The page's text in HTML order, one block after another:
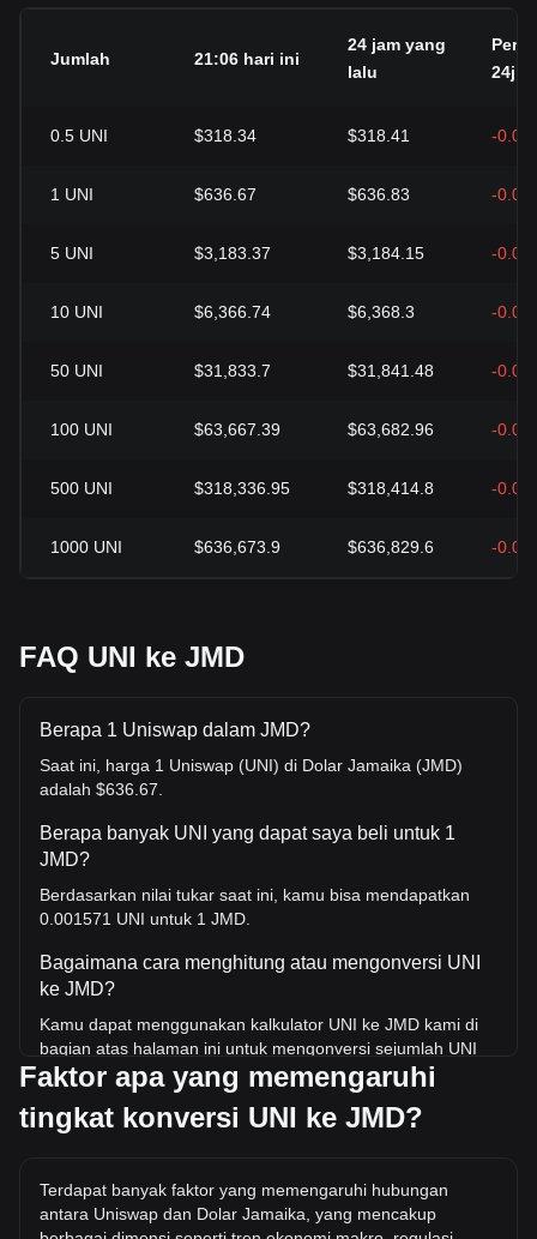
Jumlah 21:06 hari ini
24 jam yang
lalu
24j
0.5 UNI $318.34 $318.41 -
1 UNI $636.67 $636.83 -
5 UNI $3,183.37 $3,184.15 -
10 UNI $6,366.74 $6,368.3 -
50 UNI $31,833.7 $31,841.48 -
100 UNI $63,667.39 $63,682.96 -
500 UNI $318,336.95 $318,414.8 -
1000 UNI $636,673.9 $636,829.6 -
FAQ UNI ke JMD
Berapa 1 Uniswap dalam JMD?
Saat ini, harga 1 Uniswap (UNI) di Dolar Jamaika (JMD)
adalah $636.67.
Berapa banyak UNI yang dapat saya beli untuk 1
JMD?
Berdasarkan nilai tukar saat ini, kamu bisa mendapatkan
0.001571 UNI untuk 1 JMD.
Bagaimana cara menghitung atau mengonversi UNI
ke JMD?
Kamu dapat menggunakan kalkulator UNI ke JMD kami di
bagian atas halaman ini untuk mengonversi sejumlah UNI
ke JMD. Kami juga menyertakan tabel referensi cepat untuk
konversi yang paling populer. Misalnya, 5 JMD setara
dengan 0.007853 UNI, sedangkan 5 UNI akan berharga
Berapa harga UNI/JMD tertinggi sepanjang sejarah?
Harga tertinggi sepanjang masa untuk 1 UNI di JMD adalah
Faktor apa yang memengaruhi
tingkat konversi UNI ke JMD?
Terdapat banyak faktor yang memengaruhi hubungan
antara Uniswap dan Dolar Jamaika, yang mencakup